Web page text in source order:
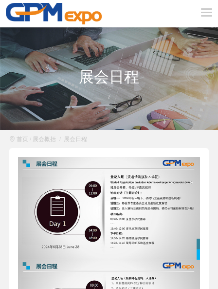
展会日程
首页 / 展会概括 / 展会日程